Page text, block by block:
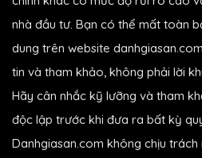
nhà đầu tư. Bạn có thể mất toàn
dung trên website
tin và tham khảo, không phải lời
Hãy cân nhắc kỹ lưỡng và tham
độc lập trước khi đưa ra bất kỳ
Danhgiasan.com không chịu